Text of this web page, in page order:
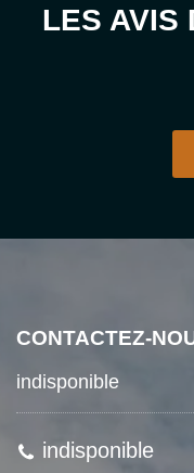
LES AVIS
CONTACTEZ-
indisponible
indisponible